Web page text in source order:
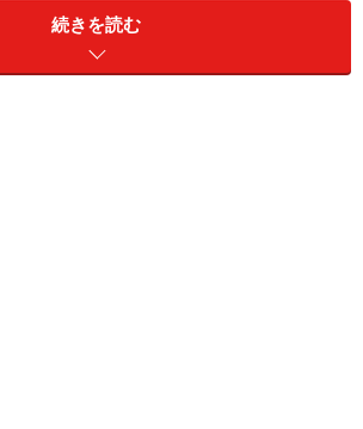
れておらず、エネルギー源となる栄養
続きを読む